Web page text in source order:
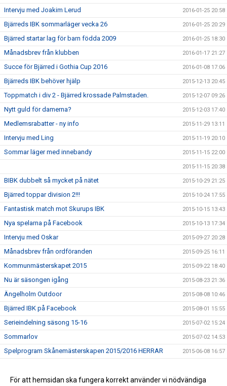
Intervju med Joakim Lerud 2016-01-25 20:58
Bjärreds IBK sommarläger vecka 26 2016-01-25 20:29
Bjärred startar lag för barn födda 2009 2016-01-25 18:30
Månadsbrev från klubben 2016-01-17 21:27
Succe för Bjärred i Gothia Cup 2016 2016-01-08 17:06
Bjärreds IBK behöver hjälp 2015-12-13 20:45
Toppmatch i div 2 - Bjärred krossade Palmstaden. 2015-12-07 09:26
Nytt guld för damerna? 2015-12-03 17:40
Medlemsrabatter - ny info 2015-11-29 13:11
Intervju med Ling 2015-11-19 20:10
Sommar läger med innebandy 2015-11-15 22:00
2015-11-15 20:38
BIBK dubbelt så mycket på nätet 2015-10-29 21:25
Bjärred toppar division 2!!! 2015-10-24 17:55
Fantastisk match mot Skurups IBK 2015-10-15 13:43
Nya spelarna på Facebook 2015-10-13 17:34
Intervju med Oskar 2015-09-27 20:28
Månadsbrev från ordföranden 2015-09-25 16:11
Kommunmästerskapet 2015 2015-09-22 18:40
Nu är säsongen igång 2015-08-23 21:36
Ängelholm Outdoor 2015-08-08 10:46
Bjärred IBK på Facebook 2015-08-01 15:55
Serieindelning säsong 15-16 2015-07-02 15:24
Sommarlov 2015-07-02 14:53
Spelprogram Skånemästerskapen 2015/2016 HERRAR 2015-06-08 16:57
Ny kanslist till BIBK! 2015-05-13 11:43
För att hemsidan ska fungera korrekt använder vi nödvändiga